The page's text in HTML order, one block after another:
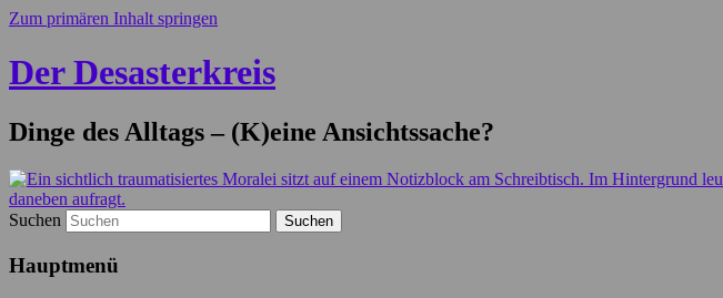
Zum primären Inhalt springen
Der Desasterkreis
Dinge des Alltags – (K)eine Ansichtssache?
Suchen
Hauptmenü